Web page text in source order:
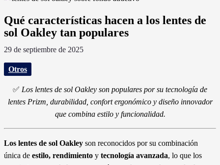
Qué características hacen a los lentes de
sol Oakley tan populares
29 de septiembre de 2025
Otros
✅ Los lentes de sol Oakley son populares por su tecnología de
lentes Prizm, durabilidad, confort ergonómico y diseño innovador
que combina estilo y funcionalidad.
Los lentes de sol Oakley son reconocidos por su combinación
única de estilo, rendimiento y tecnología avanzada, lo que los